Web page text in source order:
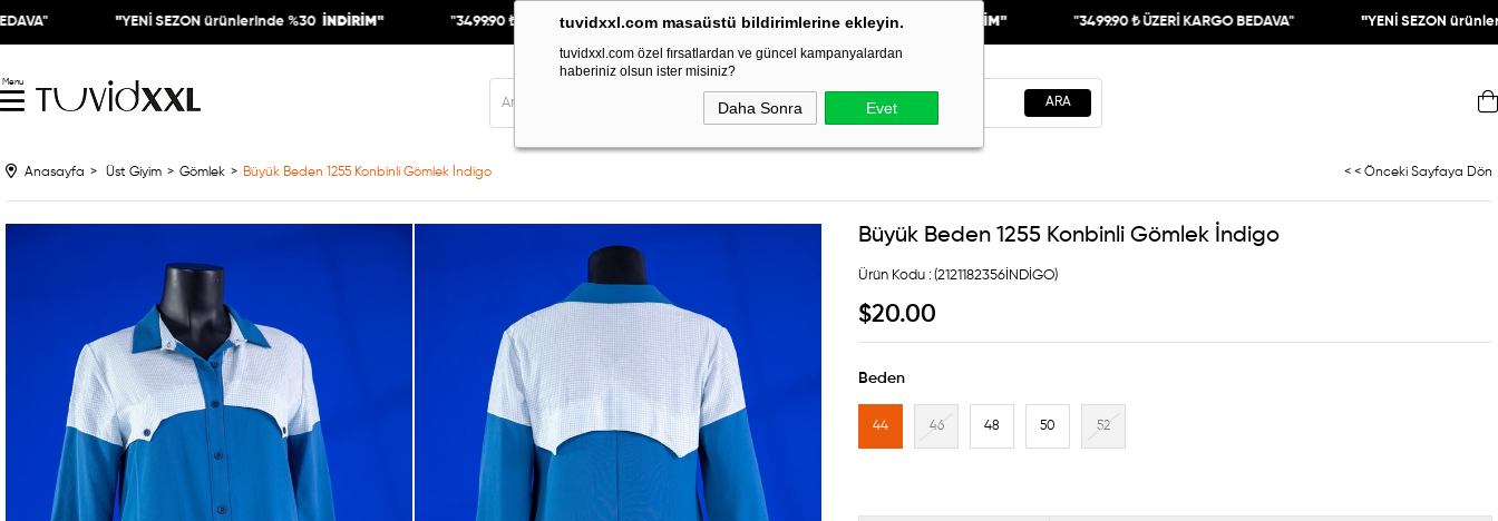
tuvidxxl.com masaüstü bildirimlerine ekleyin.
tuvidxxl.com özel fırsatlardan ve güncel kampanyalardan
haberiniz olsun ister misiniz?
Daha Sonra Evet
YENİ SEZON ürünlerinde %30İNDİRİM" "3499.90 ₺ ÜZERİ KARGO BEDAVA" "YENİ SEZON ürünlerinde %30 "3499.90 ₺ ÜZERİ KARGO BEDAVA" YENİ SEZON ürünlerinde
Menu
Anasayfa Üst Giyim Gömlek Büyük Beden 1255 Konbinli Gömlek İndigo < < Önceki Sayfaya Dön
Büyük Beden 1255 Konbinli Gömlek İndigo
(2121182356İNDİGO)
$20.00
Beden
44 46 48 50 52